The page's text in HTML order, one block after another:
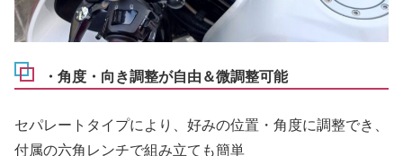
・角度・向き調整が自由＆微調整可能
セパレートタイプにより、好みの位置・角度に調整でき、
付属の六角レンチで組み立ても簡単